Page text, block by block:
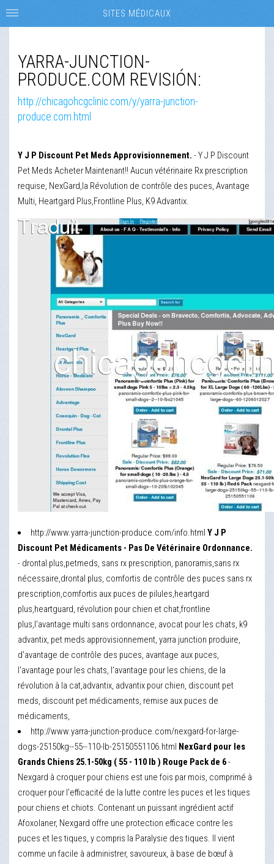
YARRA-JUNCTION-
PRODUCE.COM REVISIÓN:
http://chicagohcgclinic.com/y/yarra-junction-
produce.com.html
Y J P Discount Pet Meds Approvisionnement.- Y J P Discount
Pet Meds Acheter Maintenant!! Aucun vétérinaire Rx prescription
requise, NexGard,la Révolution de contrôle des puces, Avantage
Multi, Heartgard Plus,Frontline Plus, K9 Advantix.
http://www.yarra-junction-produce.com/info.html Y J P
Discount Pet Médicaments - Pas De Vétérinaire Ordonnance.
- drontal plus,petmeds, sans rx prescription, panoramis,sans rx
nécessaire,drontal plus, comfortis de contrôle des puces sans rx
prescription,comfortis aux puces de pilules,heartgard
plus,heartguard, révolution pour chien et chat,frontline
plus,l'avantage multi sans ordonnance, avocat pour les chats, k9
advantix, pet meds approvisionnement, yarra junction produire,
d'avantage de contrôle des puces, avantage aux puces,
l'avantage pour les chats, l'avantage pour les chiens, de la
révolution à la cat,advantix, advantix pour chien, discount pet
meds, discount pet médicaments, remise aux puces de
médicaments,
http://www.yarra-junction-produce.com/nexgard-for-large-
dogs-25150kg--55--110-lb-25150551106.html NexGard pour les
Grands Chiens 25.1-50kg ( 55 - 110 lb ) Rouge Pack de 6-
Nexgard à croquer pour chiens est une fois par mois, comprimé à
croquer pour l'efficacité de la lutte contre les puces et les tiques
pour chiens et chiots. Contenant un puissant ingrédient actif
Afoxolaner, Nexgard offre une protection efficace contre les
puces et les tiques, y compris la Paralysie des tiques. Il vient
comme un facile à administrer, savoureux, à base de bœuf à
SITES MÉDICAUX